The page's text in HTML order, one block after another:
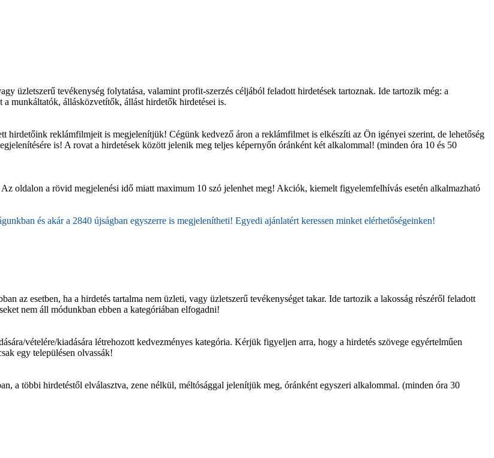
üzletszerű tevékenység folytatása, valamint profit-szerzés céljából feladott hirdetések tartoznak. Ide tartozik még: a
munkáltatók, állásközvetítők, állást hirdetők hirdetései is.
hirdetőink reklámfilmjeit is megjelenítjük! Cégünk kedvező áron a reklámfilmet is elkészíti az Ön igényei szerint, de lehetőség
is! A rovat a hirdetések között jelenik meg teljes képernyőn óránként két alkalommal! (minden óra 10 és 50
oldalon a rövid megjelenési idő miatt maximum 10 szó jelenhet meg! Akciók, kiemelt figyelemfelhívás esetén alkalmazható
és akár a 2840 újságban egyszerre is megjelenítheti! Egyedi ajánlatért keressen minket elérhetőségeinken!
az esetben, ha a hirdetés tartalma nem üzleti, vagy üzletszerű tevékenységet takar. Ide tartozik a lakosság részéről feladott
nem áll módunkban ebben a kategóriában elfogadni!
vételére/kiadására létrehozott kedvezményes kategória. Kérjük figyeljen arra, hogy a hirdetés szövege egyértelműen
egy településen olvassák!
a többi hirdetéstől elválasztva, zene nélkül, méltósággal jelenítjük meg, óránként egyszeri alkalommal. (minden óra 30